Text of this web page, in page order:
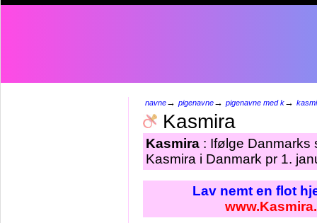
navne→ pigenavne→ pigenavne med k→
Kasmira
Kasmira : Ifølge Danmarks
Kasmira i Danmark pr 1.
Lav nemt en flot